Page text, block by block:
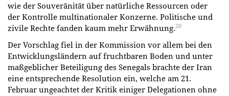
wie der Souveränität über natürliche Ressourcen oder
der Kontrolle multinationaler Konzerne. Politische und
zivile Rechte fanden kaum mehr Erwähnung.20
Der Vorschlag fiel in der Kommission vor allem bei den
Entwicklungsländern auf fruchtbaren Boden und unter
maßgeblicher Beteiligung des Senegals brachte der Iran
eine entsprechende Resolution ein, welche am 21.
Februar ungeachtet der Kritik einiger Delegationen ohne